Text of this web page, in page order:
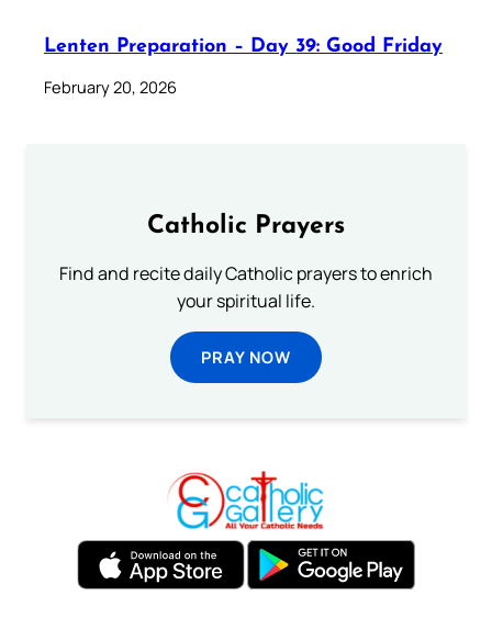
Lenten Preparation – Day 39: Good Friday
February 20, 2026
Catholic Prayers
Find and recite daily Catholic prayers to enrich
your spiritual life.
PRAY NOW